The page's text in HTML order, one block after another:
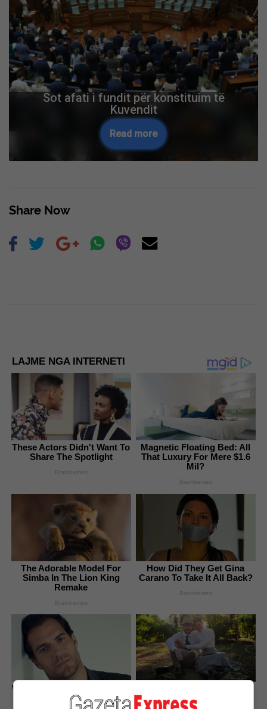
Sot afati i fundit për konstituim të
Kuvendit
Read more
Share Now
LAJME NGA INTERNETI
These Actors Didn't Want To
Share The Spotlight
Brainberries
Magnetic Floating Bed: All
That Luxury For Mere $1.6
Mil?
Brainberries
The Adorable Model For
Simba In The Lion King
Remake
Brainberries
How Did They Get Gina
Carano To Take It All Back?
Brainberries
Who Will Take On The Iconic
Role Next? Bond Casting
But Happy Lifestyles